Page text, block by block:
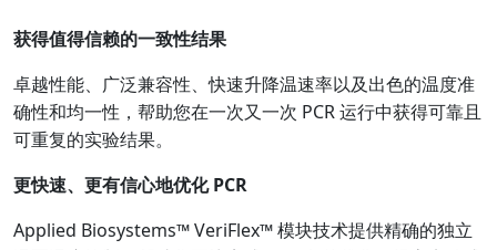
获得值得信赖的一致性结果
卓越性能、广泛兼容性、快速升降温速率以及出色的温度准
确性和均一性，帮助您在一次又一次 PCR 运行中获得可靠且
可重复的实验结果。
更快速、更有信心地优化 PCR
Applied Biosystems™ VeriFlex™ 模块技术提供精确的独立